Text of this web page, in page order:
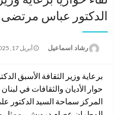
الدكتور عباس مرتضى
رشاد اسماعيل
نُشر
أبريل 17, 2025
برعاية وزير الثقافة الأسبق
حوار الأديان والثقافات في
المركز سماحة السيد الدكتور